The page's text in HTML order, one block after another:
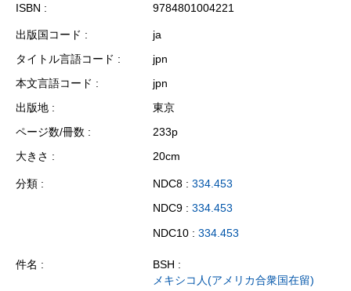
ISBN
9784801004221
出版国コード
ja
タイトル言語コード
jpn
本文言語コード
jpn
出版地
東京
ページ数/冊数
233p
大きさ
20cm
分類 NDC8 : 334.453
NDC9 : 334.453
NDC10 : 334.453
件名
BSH :
メキシコ人(アメリカ合衆国在留)